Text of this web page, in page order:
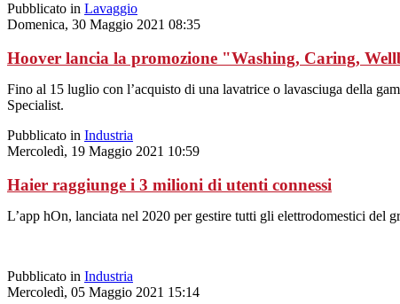
Pubblicato in Lavaggio
Domenica, 30 Maggio 2021 08:35
Hoover lancia la promozione "Washing, Caring,
Fino al 15 luglio con l’acquisto di una lavatrice o lavasciuga della
Specialist.
Pubblicato in Industria
Mercoledì, 19 Maggio 2021 10:59
Haier raggiunge i 3 milioni di utenti connessi
L’app hOn, lanciata nel 2020 per gestire tutti gli elettrodomestici
Pubblicato in Industria
Mercoledì, 05 Maggio 2021 15:14